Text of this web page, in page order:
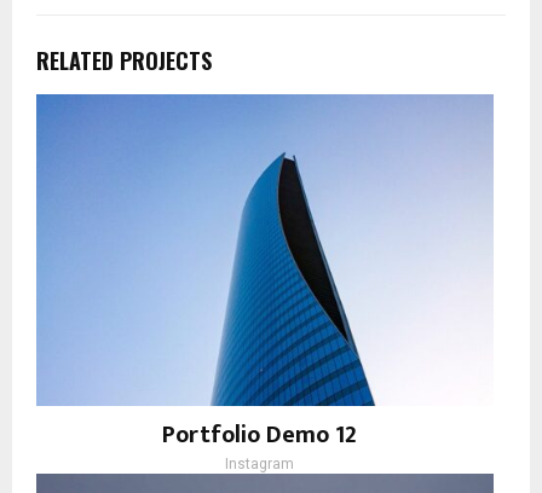
RELATED PROJECTS
Portfolio Demo 12
Instagram